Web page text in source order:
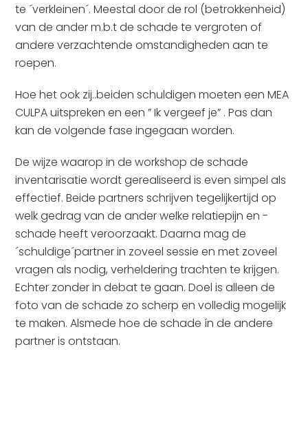
te ´verkleinen´. Meestal door de rol (betrokkenheid)
van de ander m.b.t de schade te vergroten of
andere verzachtende omstandigheden aan te
roepen.
Hoe het ook zij..beiden schuldigen moeten een MEA
CULPA uitspreken en een ” Ik vergeef je” . Pas dan
kan de volgende fase ingegaan worden.
De wijze waarop in de workshop de schade
inventarisatie wordt gerealiseerd is even simpel als
effectief. Beide partners schrijven tegelijkertijd op
welk gedrag van de ander welke relatiepijn en -
schade heeft veroorzaakt. Daarna mag de
´schuldige´partner in zoveel sessie en met zoveel
vragen als nodig, verheldering trachten te krijgen.
Echter zonder in debat te gaan. Doel is alleen de
foto van de schade zo scherp en volledig mogelijk
te maken. Alsmede hoe de schade ín de andere
partner is ontstaan.